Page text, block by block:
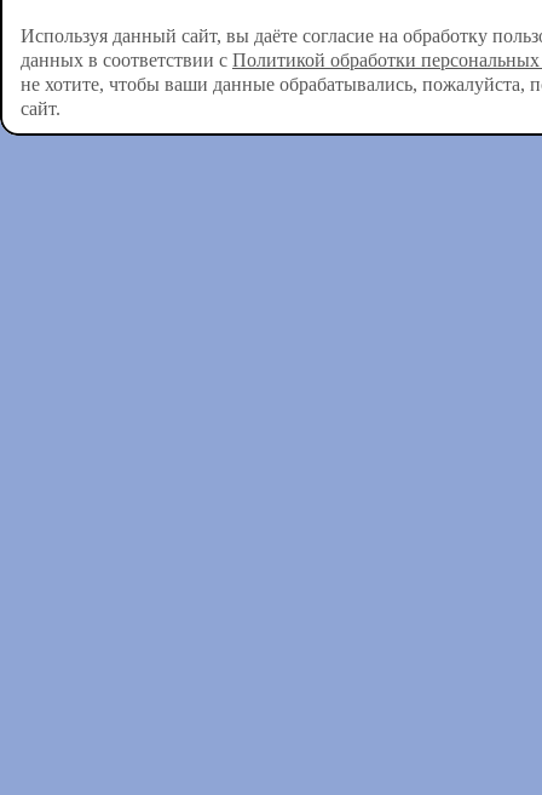
Используя данный сайт, вы даёте согласие на обработку
данных в соответствии с Политикой обработки
не хотите, чтобы ваши данные обрабатывались, пожалуйста,
сайт.